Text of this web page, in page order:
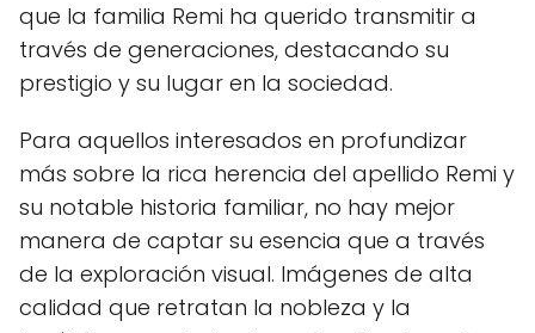
que la familia Remi ha querido transmitir a
través de generaciones, destacando su
prestigio y su lugar en la sociedad.
Para aquellos interesados en profundizar
más sobre la rica herencia del apellido Remi y
su notable historia familiar, no hay mejor
manera de captar su esencia que a través
de la exploración visual. Imágenes de alta
calidad que retratan la nobleza y la